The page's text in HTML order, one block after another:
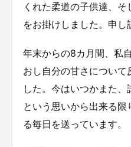
くれた柔道の子供達、
をお掛けしました。申し
年末からの8カ月間、私
おし自分の甘さについて
した。今はいつかまた
という思いから出来る
る毎日を送っています。